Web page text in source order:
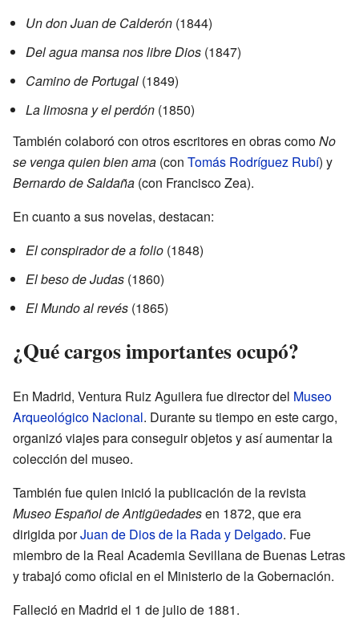
Un don Juan de Calderón (1844)
Del agua mansa nos libre Dios (1847)
Camino de Portugal (1849)
La limosna y el perdón (1850)
También colaboró con otros escritores en obras comoNo
se venga quien bien ama (con Tomás Rodríguez Rubí) y
Bernardo de Saldaña (con Francisco Zea).
En cuanto a sus novelas, destacan:
El conspirador de a folio (1848)
El beso de Judas (1860)
El Mundo al revés (1865)
¿Qué cargos importantes ocupó?
En Madrid, Ventura Ruiz Aguilera fue director del Museo
Arqueológico Nacional. Durante su tiempo en este cargo,
organizó viajes para conseguir objetos y así aumentar la
colección del museo.
También fue quien inició la publicación de la revista
Museo Español de Antigüedadesen 1872, que era
dirigida porJuan de Dios de la Rada y Delgado. Fue
miembro de la Real Academia Sevillana de Buenas Letras
y trabajó como oficial en el Ministerio de la Gobernación.
Falleció en Madrid el 1 de julio de 1881.